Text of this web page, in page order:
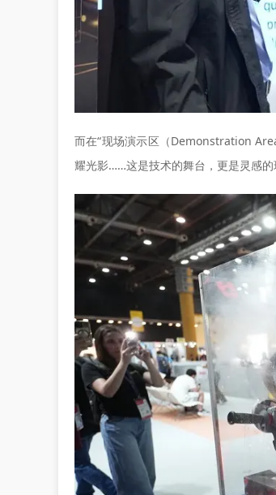
而在“现场演示区（Demonstration
耀光影……这是技术的舞台，更是灵感的